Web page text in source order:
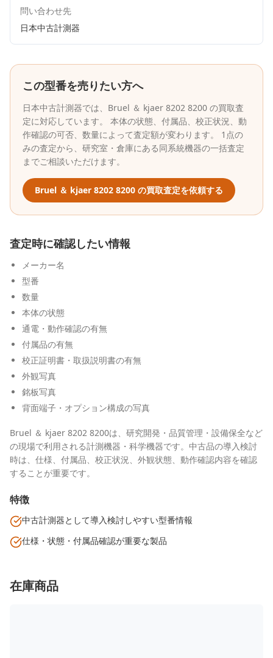
問い合わせ先
日本中古計測器
この型番を売りたい方へ
日本中古計測器では、 Bruel ＆ kjaer 8202 8200 の買取査
定に対応しています。 本体の状態、付属品、校正状況、動
作確認の可否、数量によって査定額が変わります。 1点の
みの査定から、研究室・倉庫にある同系統機器の一括査定
までご相談いただけます。
Bruel ＆ kjaer 8202 8200 の買取査定を依頼する
査定時に確認したい情報
メーカー名
型番
数量
本体の状態
通電・動作確認の有無
付属品の有無
校正証明書・取扱説明書の有無
外観写真
銘板写真
背面端子・オプション構成の写真
Bruel ＆ kjaer 8202 8200は、研究開発・品質管理・設備保全など
の現場で利用される計測機器・科学機器です。中古品の導入検討
時は、仕様、付属品、校正状況、外観状態、動作確認内容を確認
することが重要です。
特徴
中古計測器として導入検討しやすい型番情報
仕様・状態・付属品確認が重要な製品
在庫商品